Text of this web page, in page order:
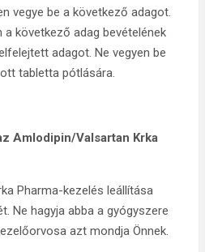
vegye be a következő adagot.
következő adag bevételének
adagot. Ne vegyen be
tabletta pótlására.
Amlodipin/Valsartan Krka
Pharma-kezelés leállítása
Ne hagyja abba a gyógyszere
azt mondja Önnek.